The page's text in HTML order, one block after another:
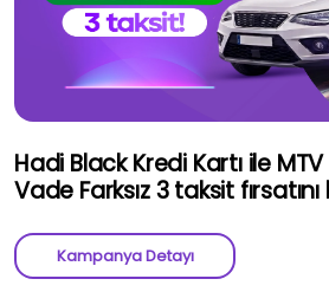
Hadi Black Kredi Kartı ile
Vade Farksız 3 taksit
Kampanya Detayı